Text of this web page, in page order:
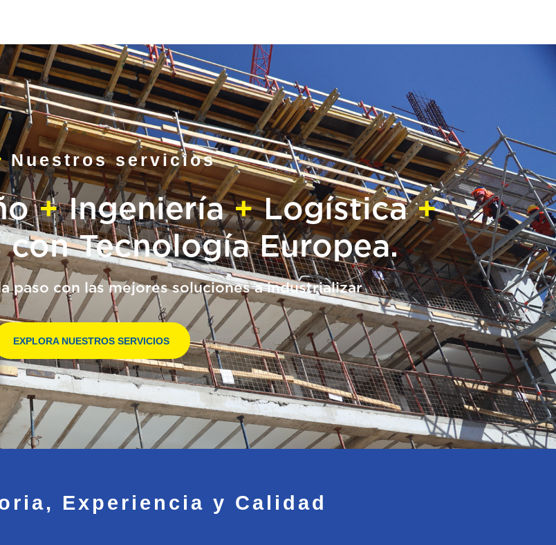
Nuestros servicios
+Ingeniería+Logística+
Tecnología Europea.
paso con las mejores soluciones a industrializar
EXPLORA NUESTROS SERVICIOS
Experiencia y Calidad